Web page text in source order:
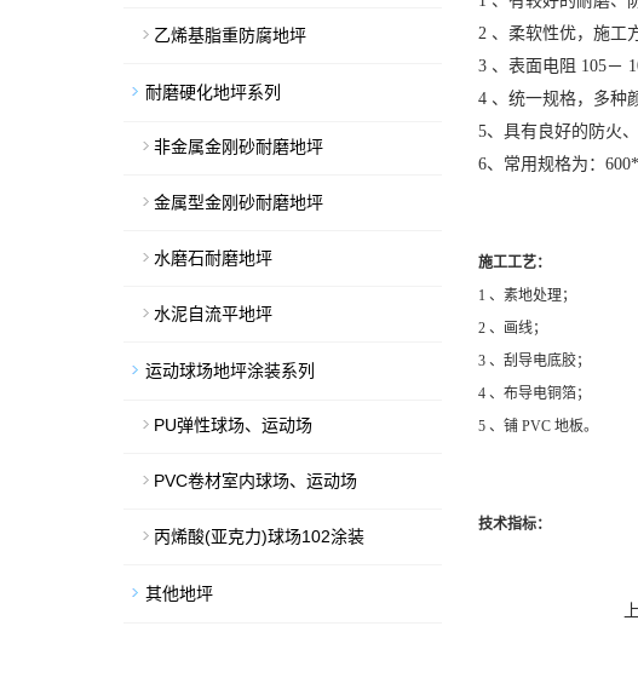
2 、柔软性优，施工
3 、表面电阻 105－
4 、统一规格，多种
5、具有良好的防火、
6、常用规格为：
施工工艺：
1 、素地处理；
2 、画线
3 、刮导电底胶；
4 、布导电铜箔；
5 、铺 PVC 地板。
技术指标：
乙烯基脂重防腐地坪
耐磨硬化地坪系列
非金属金刚砂耐磨地坪
金属型金刚砂耐磨地坪
水磨石耐磨地坪
水泥自流平地坪
运动球场地坪涂装系列
PU弹性球场、运动场
PVC卷材室内球场、运动场
丙烯酸(亚克力)球场102涂装
其他地坪